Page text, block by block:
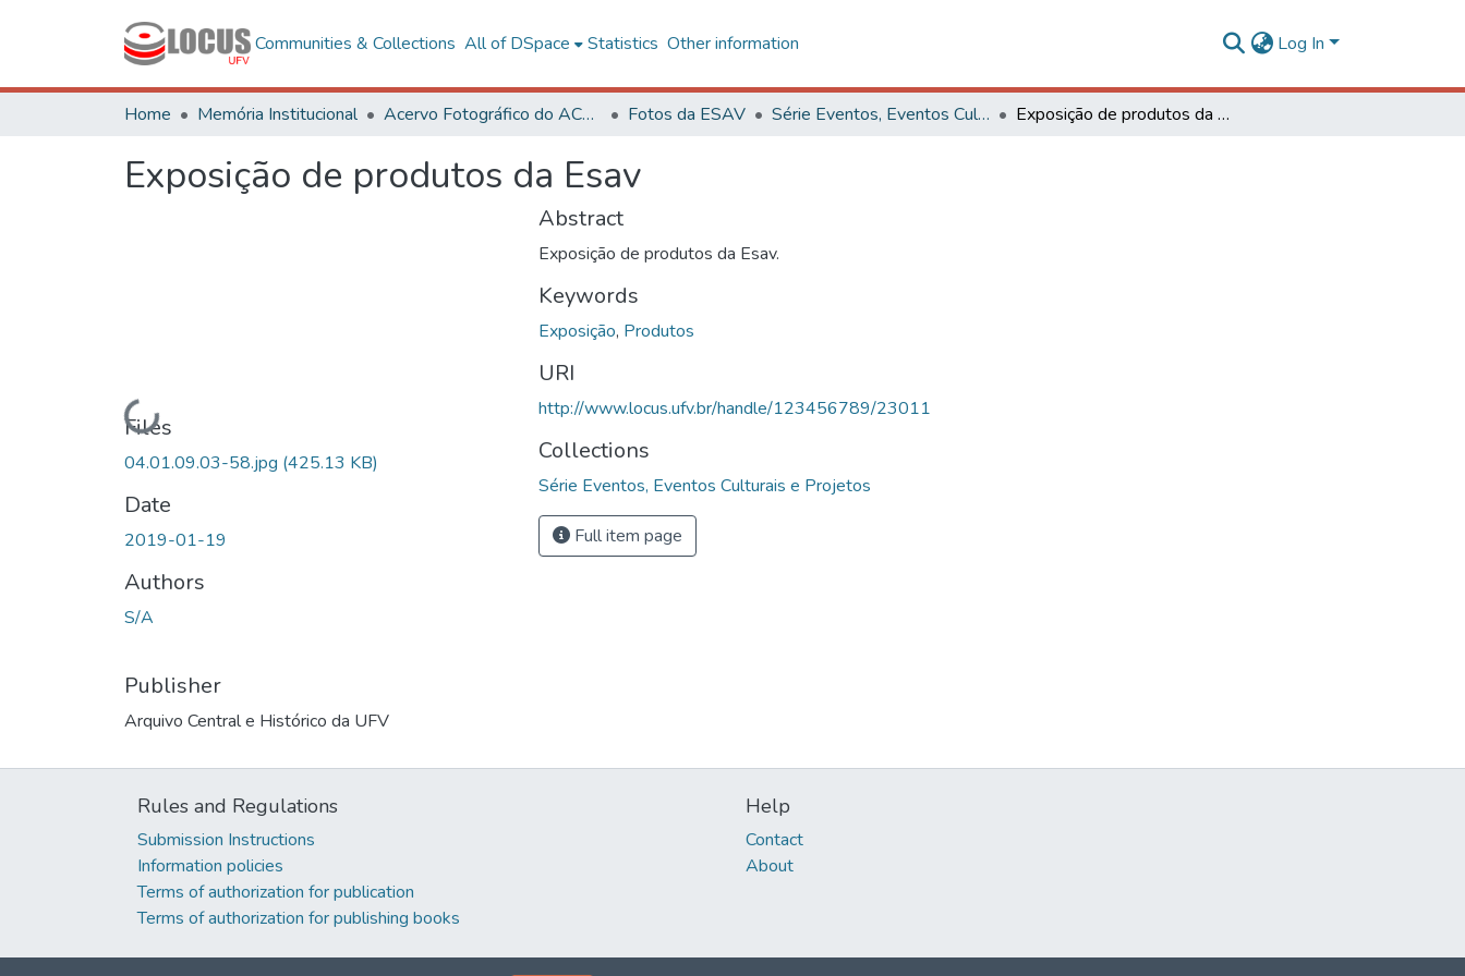
Communities & Collections All of DSpace Statistics Other information Log In
Home Memória Institucional Acervo Fotográfico do ACH-UFV Fotos da ESAV Série Eventos, Eventos Culturais e Projetos Exposição de produtos da Esav
Exposição de produtos da Esav
Loading...
Files
04.01.09.03-58.jpg (425.13 KB)
Date
2019-01-19
Authors
S/A
Publisher
Arquivo Central e Histórico da UFV
Abstract
Exposição de produtos da Esav.
Keywords
Exposição, Produtos
URI
http://www.locus.ufv.br/handle/123456789/23011
Collections
Série Eventos, Eventos Culturais e Projetos
Full item page
Rules and Regulations
Submission Instructions
Information policies
Terms of authorization for publication
Terms of authorization for publishing books
Help
Contact
About